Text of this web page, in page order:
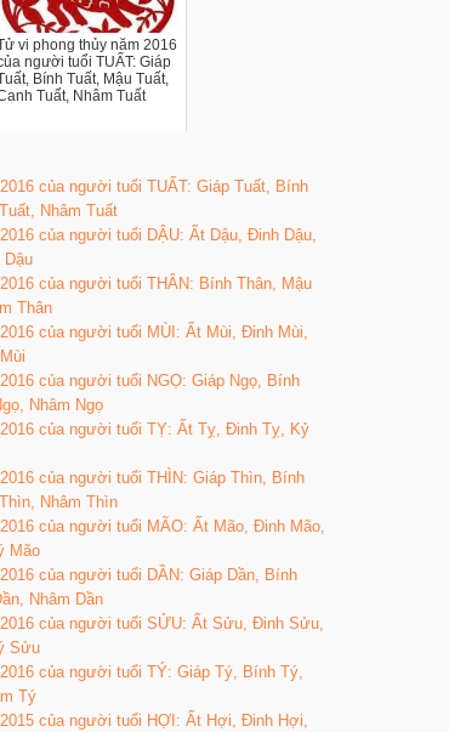
vi phong thủy năm 2016
người tuổi TUẤT: Giáp
Bính Tuất, Mậu Tuất,
Tuất, Nhâm Tuất
của người tuổi TUẤT: Giáp Tuất, Bính
Nhâm Tuất
của người tuổi DẬU: Ất Dậu, Đinh Dậu,
Dậu
của người tuổi THÂN: Bính Thân, Mậu
Thân
của người tuổi MÙI: Ất Mùi, Đinh Mùi,
của người tuổi NGỌ: Giáp Ngọ, Bính
Nhâm Ngọ
của người tuổi TỴ: Ất Tỵ, Đinh Tỵ, Kỷ
của người tuổi THÌN: Giáp Thìn, Bính
Nhâm Thìn
của người tuổi MÃO: Ất Mão, Đinh Mão,
Mão
của người tuổi DẦN: Giáp Dần, Bính
Nhâm Dần
của người tuổi SỬU: Ất Sửu, Đinh Sửu,
Sửu
của người tuổi TÝ: Giáp Tý, Bính Tý,
Tý
của người tuổi HỢI: Ất Hợi, Đinh Hợi,